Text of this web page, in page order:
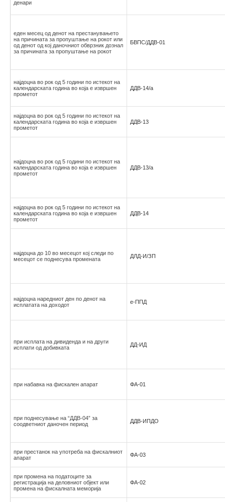
денари
еден месец од денот на престанувањето
на причината за пропуштање на рокот или
од денот од кој даночниот обврзник дознал
за причината за пропуштање на рокот
БВПС/ДДВ-01
најдоцна во рок од 5 години по истекот на
календарската година во која е извршен
прометот
ДДВ-14/а
најдоцна во рок од 5 години по истекот на
календарската година во која е извршен
прометот
ДДВ-13
најдоцна во рок од 5 години по истекот на
календарската година во која е извршен
прометот
ДДВ-13/а
најдоцна во рок од 5 години по истекот на
календарската година во која е извршен
прометот
ДДВ-14
најдоцна до 10 во месецот кој следи по
месецот се поднесува промената
ДЛД-И/ЗП
најдоцна наредниот ден по денот на
исплатата на доходот
е-ППД
при исплата на дивиденда и на други
исплати од добивката
ДД-ИД
при набавка на фискален апарат ФА-01
при поднесување на “ДДВ-04” за
соодветниот даночен период
ДДВ-ИПДО
при престанок на употреба на фискалниот
апарат
ФА-03
при промена на податоците за
регистрација на деловниот објект или
промена на фискалната меморија
ФА-02